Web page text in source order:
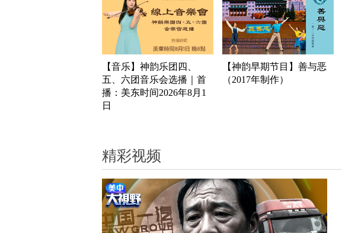
【音乐】神韵乐团四、
五、六团音乐会选播｜首
播：美东时间2026年8月1
日
【神韵早期节目】善与恶
（2017年制作）
精彩视频